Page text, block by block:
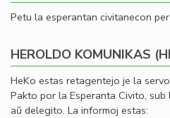
Petu la esperantan civitanecon
HEROLDO KOMUNIKAS
HeKo estas retagentejo je la
Pakto por la Esperanta Civito,
aŭ delegito. La informoj estas: